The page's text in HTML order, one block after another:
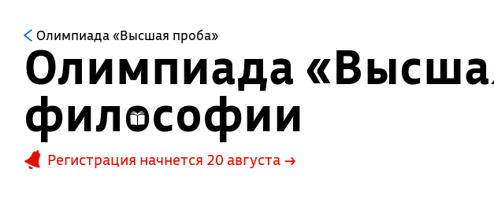
Олимпиада «Высшая проба»
Олимпиада
философии
Регистрация начнется 20 августа →